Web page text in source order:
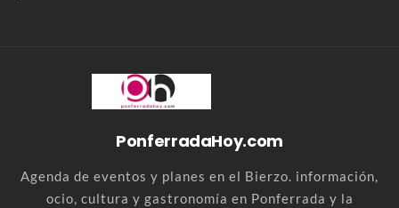
PonferradaHoy.com
Agenda de eventos y planes en el Bierzo. información,
ocio, cultura y gastronomía en Ponferrada y la